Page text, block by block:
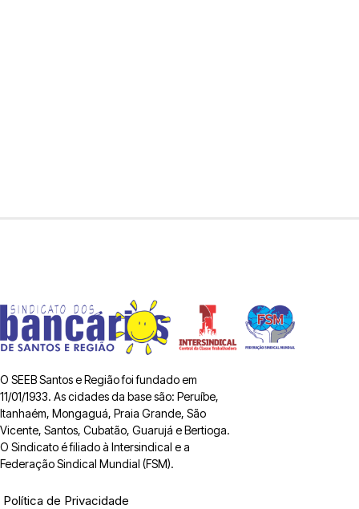
O SEEB Santos e Região foi fundado em
11/01/1933. As cidades da base são: Peruíbe,
Itanhaém, Mongaguá, Praia Grande, São
Vicente, Santos, Cubatão, Guarujá e Bertioga.
O Sindicato é filiado à Intersindical e a
Federação Sindical Mundial (FSM).
Política de Privacidade